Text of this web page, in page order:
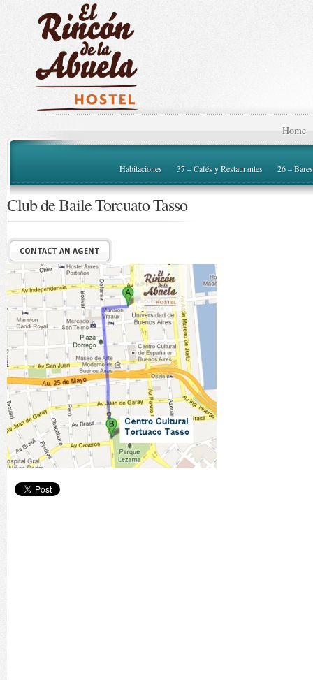
Home
Habitaciones 37 – Cafés y Restaurantes 26 –
Club de Baile Torcuato Tasso
CONTACT AN AGENT